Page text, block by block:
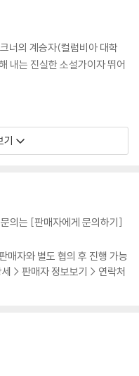
너의 계승자(컬럼비아 대학
내는 진실한 소설가이자 뛰어
대표작이다.” -《옵저버》
평가한다. - 킹슬리 에이미즈
수상 작가 솔 벨로의 대표작
작 세 종이 펭귄클래식 코리아
왕 헨더슨」, 「허조그」가 바로
번째, 네 번째, 다섯 번째 장
학을 논할 수 없다고 여겨질
의 입담과 재치, 쥬다이즘에서
기
의는 [판매자에게 문의하기]
매자와 별도 협의 후 진행 가능
> 판매자 정보보기 > 연락처